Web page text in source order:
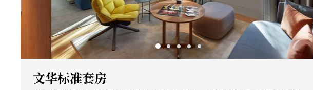
文华标准套房